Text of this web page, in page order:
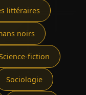
littéraires
noirs
fiction
Sociologie